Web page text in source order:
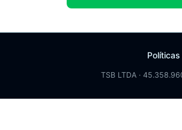
TSB LTDA ·